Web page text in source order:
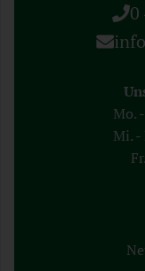
0
Mo.
Mi. -